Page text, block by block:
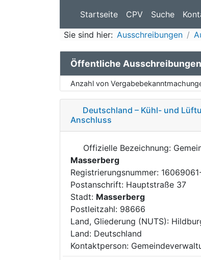
Startseite CPV Suche
Sie sind hier: Ausschreibungen
Öffentliche
Anzahl von
Deutschland – Kühl- und
Anschluss
Offizielle Bezeichnung:
Masserberg
Registrierungsnummer:
Postanschrift: Hauptstraße 37
Stadt: Masserberg
Postleitzahl: 98666
Land, Gliederung (NUTS):
Land: Deutschland
Kontaktperson: